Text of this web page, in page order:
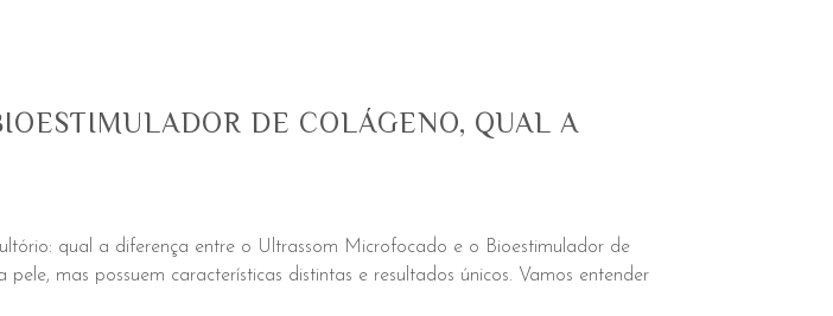
DE COLÁGENO, QUAL A
qual a diferença entre o Ultrassom Microfocado e o Bioestimulador de
mas possuem características distintas e resultados únicos. Vamos entender